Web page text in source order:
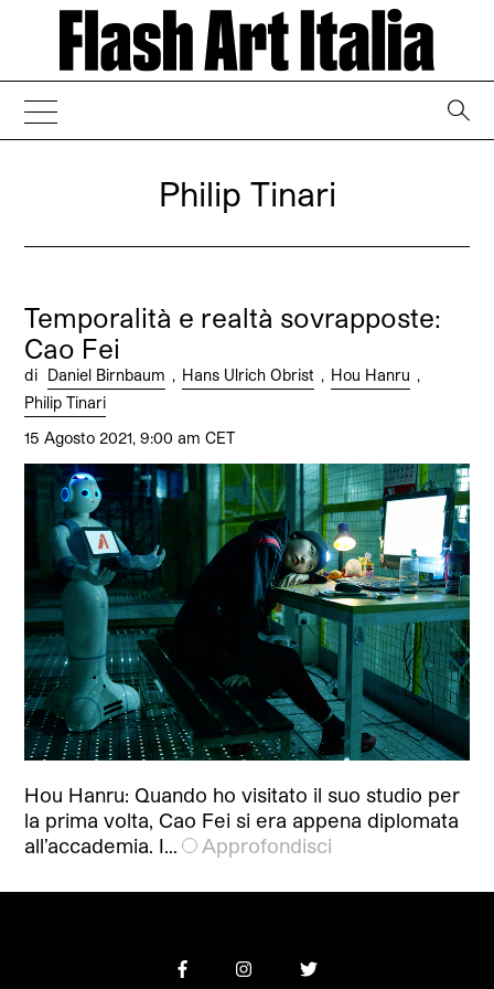
Philip Tinari
Temporalità e realtà sovrapposte:
Cao Fei
di Daniel Birnbaum , Hans Ulrich Obrist , Hou Hanru ,
Philip Tinari
15 Agosto 2021, 9:00 am CET
Hou Hanru: Quando ho visitato il suo studio per
la prima volta, Cao Fei si era appena diplomata
all’accademia. I…
Approfondisci